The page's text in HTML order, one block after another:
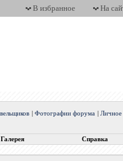
В избранное На
|Фотографии форума |Личное
Галерея Справка